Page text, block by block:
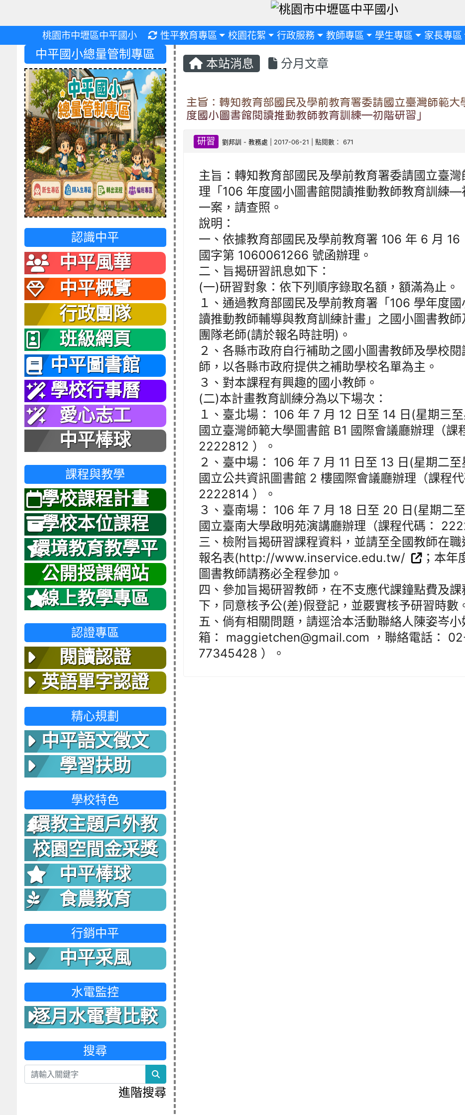
桃園市中壢區中平國小 重新取得佈景設定
性平教育專區 校園花絮 行政服務 教師專區 學生專區 家長專區
本站消息 分月文章
主旨：轉知教育部國民及學前教育署委請國立臺灣師範
度國小圖書館閱讀推動教師教育訓練—初階研習」
研習 劉邦訓 -教務處 | 2017-06-21 | 點閱數： 671
主旨：轉知教育部國民及學前教育署委請國立臺
理「106 年度國小圖書館閱讀推動教師教育訓練—
一案，請查照。
說明：
一、依據教育部國民及學前教育署 106 年 6 月 16
國字第 1060061266 號函辦理。
二、旨揭研習訊息如下：
(一)研習對象：依下列順序錄取名額，額滿為止。
１、通過教育部國民及學前教育署「106 學年度國
讀推動教師輔導與教育訓練計畫」之國小圖書教
團隊老師(請於報名時註明)。
２、各縣市政府自行補助之國小圖書教師及學校
師，以各縣市政府提供之補助學校名單為主。
３、對本課程有興趣的國小教師。
(二)本計畫教育訓練分為以下場次：
１、臺北場： 106 年 7 月 12 日至 14 日(星期三
國立臺灣師範大學圖書館 B1 國際會議廳辦理（課
2222812 ）。
２、臺中場： 106 年 7 月 11 日至 13 日(星期二
國立公共資訊圖書館 2 樓國際會議廳辦理（課程代
2222814 ）。
３、臺南場： 106 年 7 月 18 日至 20 日(星期二
國立臺南大學啟明苑演講廳辦理（課程代碼：
三、檢附旨揭研習課程資料，並請至全國教師在
報名表(http://www.inservice.edu.tw/
；本年
圖書教師請務必全程參加。
四、參加旨揭研習教師，在不支應代課鐘點費及課
下，同意核予公(差)假登記，並覈實核予研習時數
五、倘有相關問題，請逕洽本活動聯絡人陳姿岑
箱： maggietchen@gmail.com ，聯絡電話：
77345428 ）。
中平國小總量管制專區
認識中平
中平風華
中平概覽
行政團隊
班級網頁
中平圖書館
學校行事曆
愛心志工
中平棒球
課程與教學
學校課程計畫
學校本位課程
環境教育教學平
台
公開授課網站
線上教學專區
認證專區
閱讀認證
英語單字認證
精心規劃
中平語文徵文
學習扶助
學校特色
環教主題戶外教
室
校園空間金采獎
中平棒球
食農教育
行銷中平
中平采風
水電監控
逐月水電費比較
表
搜尋
search
進階搜尋